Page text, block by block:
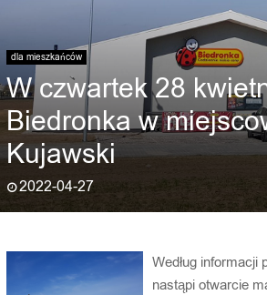
dla mieszkańców
W czwartek 28
Biedronka w
Kujawski
2022-04-27
Według
nastąpi otwarcie